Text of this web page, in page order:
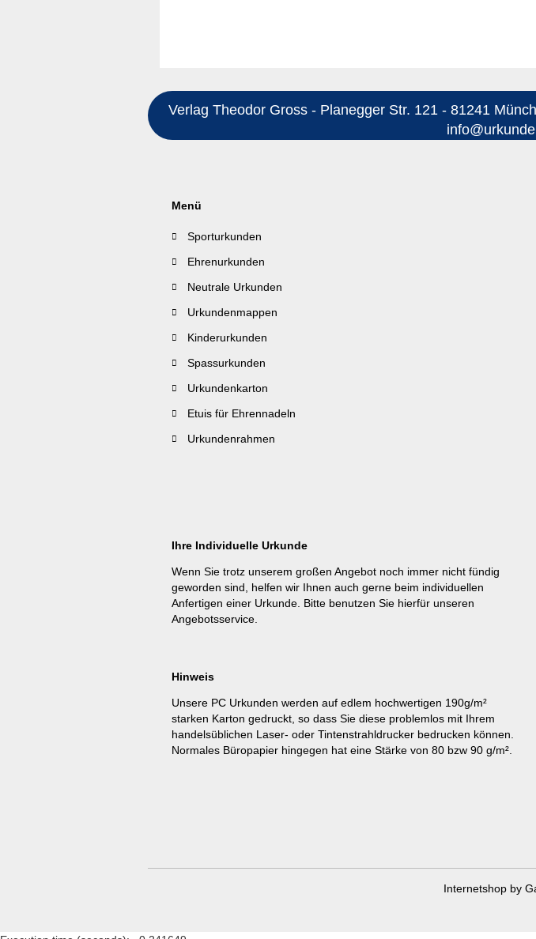
Verlag Theodor Gross - Planegger Str. 121 - 81241
Menü
Sporturkunden
Ehrenurkunden
Neutrale Urkunden
Urkundenmappen
Kinderurkunden
Spassurkunden
Urkundenkarton
Etuis für Ehrennadeln
Urkundenrahmen
Ihre Individuelle Urkunde
Wenn Sie trotz unserem großen Angebot noch immer nicht fündig
geworden sind, helfen wir Ihnen auch gerne beim individuellen
Anfertigen einer Urkunde. Bitte benutzen Sie hierfür unseren
Angebotsservice
Hinweis
Unsere PC Urkunden werden auf edlem hochwertigen 190g/m²
starken Karton gedruckt, so dass Sie diese problemlos mit Ihrem
handelsüblichen Laser- oder Tintenstrahldrucker bedrucken können.
Normales Büropapier hingegen hat eine Stärke von 80 bzw 90 g/m².
Internetshopby